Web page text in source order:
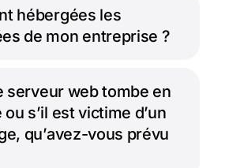
hébergées les
de mon entreprise ?
serveur web tombe en
ou s’il est victime d’un
qu’avez-vous prévu